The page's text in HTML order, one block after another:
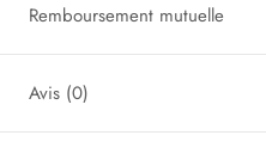
Remboursement mutuelle
Avis (0)